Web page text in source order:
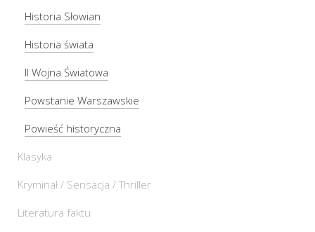
Historia Słowian
Historia świata
II Wojna Światowa
Powstanie Warszawskie
Powieść historyczna
Klasyka
Kryminał / Sensacja / Thriller
Literatura faktu